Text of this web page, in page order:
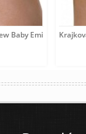
Baby Emily modrá